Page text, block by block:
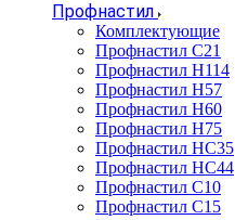
Профнастил
Комплектующие
Профнастил C21
Профнастил Н114
Профнастил Н57
Профнастил Н60
Профнастил Н75
Профнастил НС35
Профнастил НС44
Профнастил С10
Профнастил С15